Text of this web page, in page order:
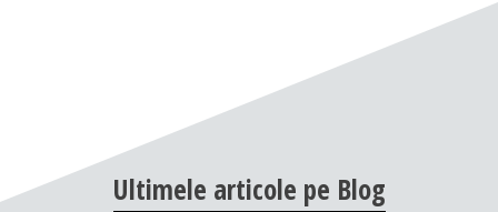
Ultimele articole pe Blog